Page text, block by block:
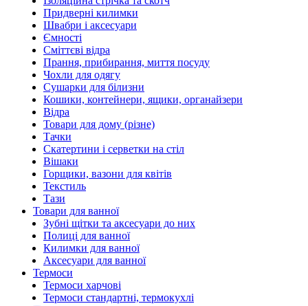
Придверні килимки
Швабри і аксесуари
Ємності
Сміттєві відра
Прання, прибирання, миття посуду
Чохли для одягу
Сушарки для білизни
Кошики, контейнери, ящики, органайзери
Відра
Товари для дому (різне)
Тачки
Скатертини і серветки на стіл
Вішаки
Горщики, вазони для квітів
Текстиль
Тази
Товари для ванної
Зубні щітки та аксесуари до них
Полиці для ванної
Килимки для ванної
Аксесуари для ванної
Термоси
Термоси харчові
Термоси стандартні, термокухлі